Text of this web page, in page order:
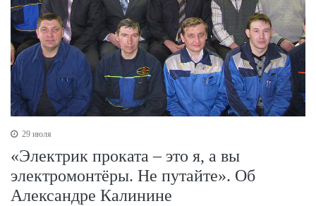
29 июля
«Электрик проката – это я, а вы
электромонтёры. Не путайте». Об
Александре Калинине